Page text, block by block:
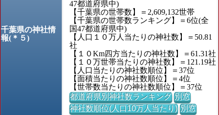
千葉県の神社情
報(＊５)
47都道府県中)
【千葉県の世帯数】＝2,609,132世帯
【千葉県の世帯数ランキング】＝6位(全
国47都道府県中)
【人口１０万人当たりの神社数】＝50.81
社
【１０Km四方当たりの神社数】＝61.31社
【１０万世帯当たりの神社数】＝121.19社
【人口当たりの神社数順位】＝37位
【面積当たりの神社数順位】＝4位
【世帯数当たりの神社数順位】＝37位
都道府県別神社数ランキング 別窓
神社数順位(人口10万人当たり) 別窓